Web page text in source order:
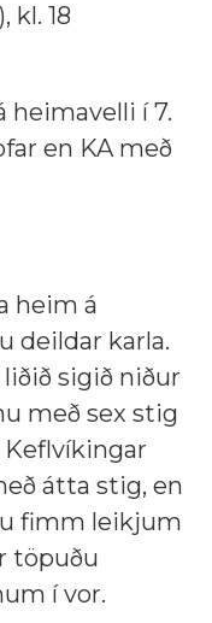
kl. 18
heimavelli í 7.
en KA með
heim á
deildar karla.
sigið niður
með sex stig
átta stig, en
fimm leikjum
töpuðu
í vor.